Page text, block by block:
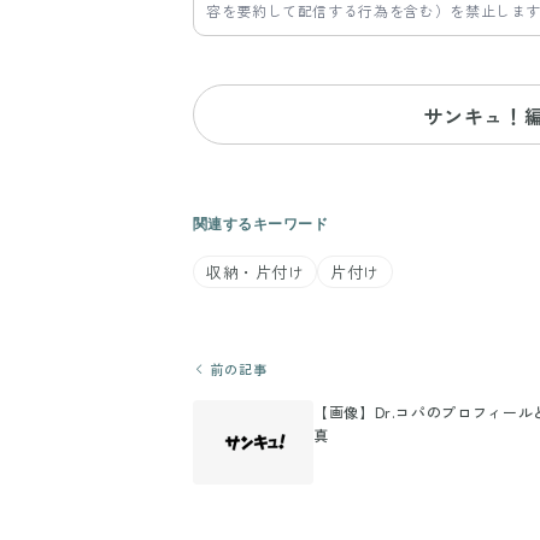
容を要約して配信する行為を含む）を禁止しま
サンキュ！
関連するキーワード
収納・片付け 片付け
前の記事
【画像】Dr.コパのプロフィール
真